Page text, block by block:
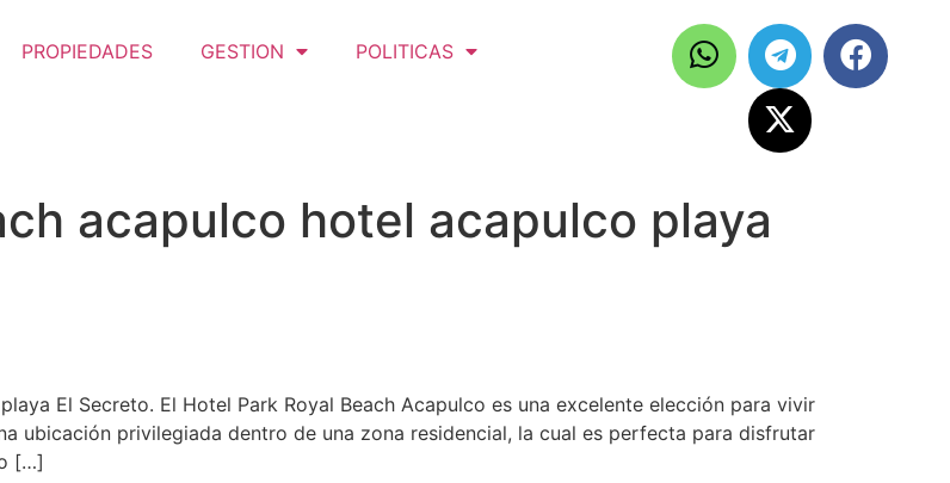
PROPIEDADES GESTION POLITICAS
acapulco hotel acapulco playa
El Secreto. El Hotel Park Royal Beach Acapulco es una excelente elección para vivir
ubicación privilegiada dentro de una zona residencial, la cual es perfecta para disfrutar
[…]